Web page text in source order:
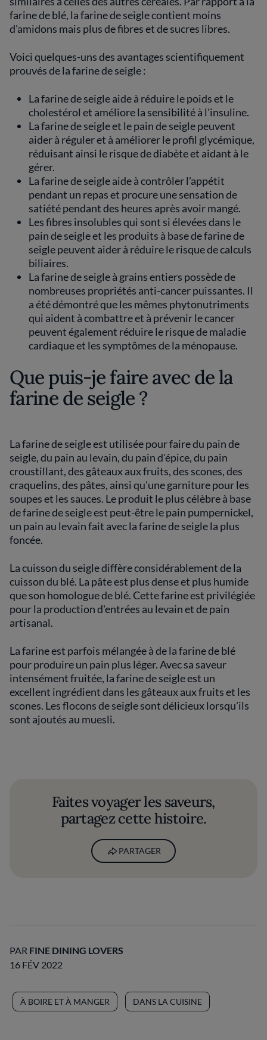
farine de blé, la farine de seigle contient moins
d'amidons mais plus de fibres et de sucres libres.
Voici quelques-uns des avantages scientifiquement
prouvés de la farine de seigle :
La farine de seigle aide à réduire le poids et le
cholestérol et améliore la sensibilité à l'insuline.
La farine de seigle et le pain de seigle peuvent
aider à réguler et à améliorer le profil glycémique,
réduisant ainsi le risque de diabète et aidant à le
gérer.
La farine de seigle aide à contrôler l'appétit
pendant un repas et procure une sensation de
satiété pendant des heures après avoir mangé.
Les fibres insolubles qui sont si élevées dans le
pain de seigle et les produits à base de farine de
seigle peuvent aider à réduire le risque de calculs
biliaires.
La farine de seigle à grains entiers possède de
nombreuses propriétés anti-cancer puissantes. Il
a été démontré que les mêmes phytonutriments
qui aident à combattre et à prévenir le cancer
peuvent également réduire le risque de maladie
cardiaque et les symptômes de la ménopause.
Que puis-je faire avec de la
farine de seigle ?
La farine de seigle est utilisée pour faire du pain de
seigle, du pain au levain, du pain d'épice, du pain
croustillant, des gâteaux aux fruits, des scones, des
craquelins, des pâtes, ainsi qu'une garniture pour les
soupes et les sauces. Le produit le plus célèbre à base
de farine de seigle est peut-être le pain pumpernickel,
un pain au levain fait avec la farine de seigle la plus
foncée.
La cuisson du seigle diffère considérablement de la
cuisson du blé. La pâte est plus dense et plus humide
que son homologue de blé. Cette farine est privilégiée
pour la production d'entrées au levain et de pain
artisanal.
La farine est parfois mélangée à de la farine de blé
pour produire un pain plus léger. Avec sa saveur
intensément fruitée, la farine de seigle est un
excellent ingrédient dans les gâteaux aux fruits et les
scones. Les flocons de seigle sont délicieux lorsqu'ils
sont ajoutés au muesli.
Faites voyager les saveurs,
partagez cette histoire.
PARTAGER
PAR FINE DINING LOVERS
16 FÉV 2022
À BOIRE ET À MANGER DANS LA CUISINE